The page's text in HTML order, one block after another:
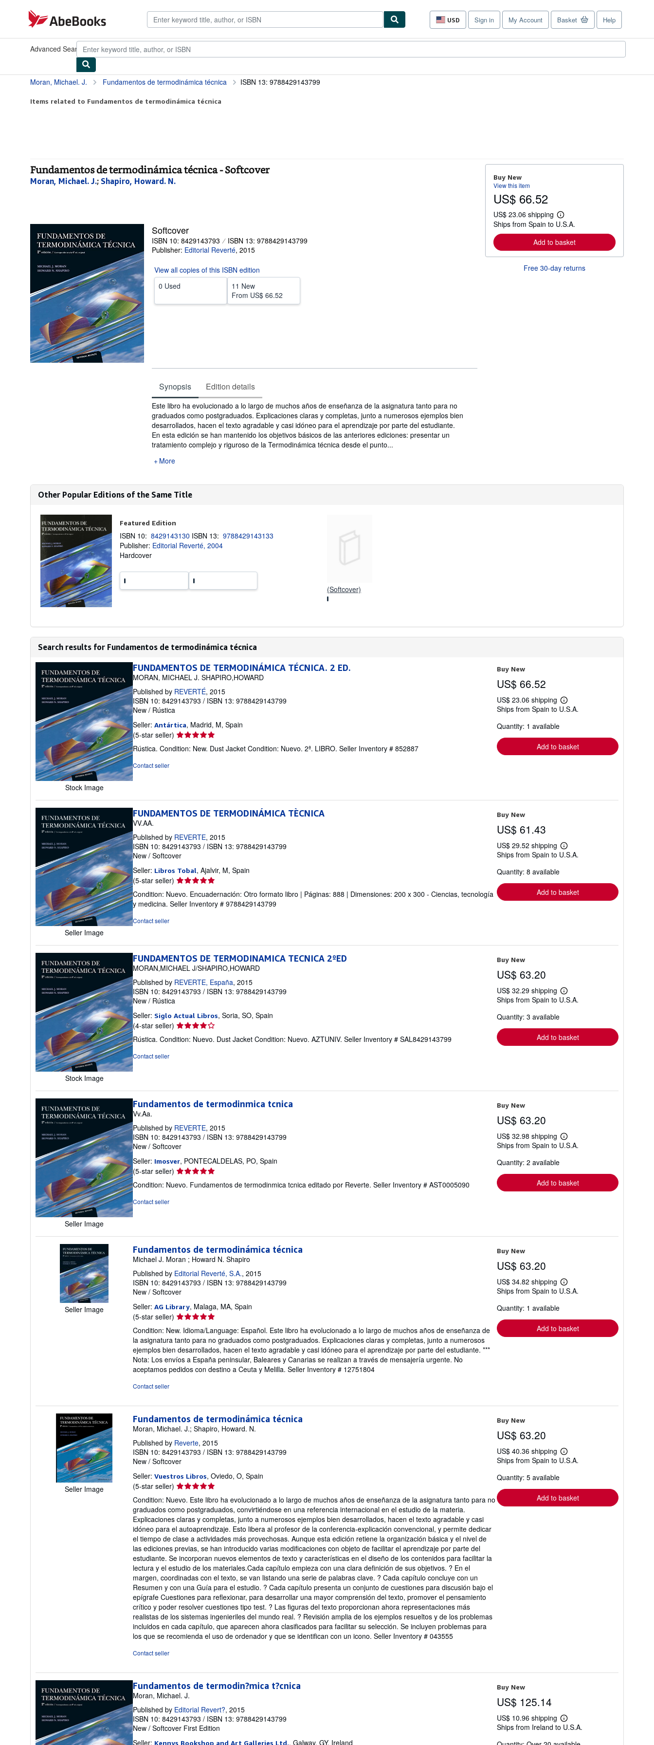
AbeBooks.com
USD
Site
shopping
Sign in My Account Basket Help
Advanced SearchBrowse Collections Rare BooksArt & Collectibles
Moran, Michael. J. Fundamentos de termodinámica técnica ISBN 13: 9788429143799
Items related to Fundamentos de termodinámica técnica
Fundamentos de termodinámica técnica - Softcover
Moran, Michael. J.; Shapiro, Howard. N.
Softcover
ISBN 10: 8429143793
ISBN 13: 9788429143799
Publisher: Editorial Reverté, 2015
View all copies of this ISBN edition
0 Used
11 New
From US$ 66.52
Synopsis Edition details
Synopsis
Este libro ha evolucionado a lo largo de muchos años de enseñanza de la asignatura tanto para no
graduados como postgraduados. Explicaciones claras y completas, junto a numerosos ejemplos bien
desarrollados, hacen el texto agradable y casi idóneo para el aprendizaje por parte del estudiante.
En esta edición se han mantenido los objetivos básicos de las anteriores ediciones: presentar un
tratamiento complejo y riguroso de la Termodinámica técnica desde el punto...
More
Buy New
View this item
US$ 66.52
US$ 23.06 shipping
L
e
a
r
n
r
Ships from Spain to U.S.A.
Add to basket
Free 30-day returns
Other Popular Editions of the Same Title
Featured Edition
ISBN 10:8429143130 ISBN 13:9788429143133
Publisher: Editorial Reverté, 2004
Hardcover
(Softcover)
Search results for Fundamentos de termodinámica técnica
Stock Image
FUNDAMENTOS DE TERMODINÁMICA TÉCNICA. 2 ED.
MORAN, MICHAEL J. SHAPIRO,HOWARD
Published by REVERTÉ, 2015
ISBN 10: 8429143793 / ISBN 13: 9788429143799
New / Rústica
Seller: Antártica, Madrid, M, Spain
(5-star seller) Seller
5
Rústica. Condition: New. Dust Jacket Condition: Nuevo. 2ª. LIBRO. Seller Inventory # 852887
Contact seller
Buy New
US$ 66.52
US$ 23.06 shipping
Learn
more
Ships from Spain to U.S.A.
Quantity: 1 available
Add to basket
Seller Image
FUNDAMENTOS DE TERMODINÁMICA TÈCNICA
VV.AA.
Published by REVERTE, 2015
ISBN 10: 8429143793 / ISBN 13: 9788429143799
New / Softcover
Seller: Libros Tobal, Ajalvir, M, Spain
(5-star seller) Seller
rating
5
out
Condition: Nuevo. Encuadernación: Otro formato libro | Páginas: 888 | Dimensiones: 200 x 300 - Ciencias, tecnología
y medicina. Seller Inventory # 9788429143799
Contact seller
Buy New
US$ 61.43
US$ 29.52 shipping
Learn
more
Ships from Spain to U.S.A.
Quantity: 8 available
Add to basket
Stock Image
FUNDAMENTOS DE TERMODINAMICA TECNICA 2ºED
MORAN,MICHAEL J/SHAPIRO,HOWARD
Published by REVERTE, España, 2015
ISBN 10: 8429143793 / ISBN 13: 9788429143799
New / Rústica
Seller: Siglo Actual Libros, Soria, SO, Spain
(4-star seller) Seller
rating
4
Rústica. Condition: Nuevo. Dust Jacket Condition: Nuevo. AZTUNIV. Seller Inventory # SAL8429143799
Contact seller
Buy New
US$ 63.20
US$ 32.29 shipping
Learn
more
Ships from Spain to U.S.A.
Quantity: 3 available
Add to basket
Seller Image
Fundamentos de termodinmica tcnica
Vv.Aa.
Published by REVERTE, 2015
ISBN 10: 8429143793 / ISBN 13: 9788429143799
New / Softcover
Seller: Imosver, PONTECALDELAS, PO, Spain
(5-star seller) Seller
rating
5
Condition: Nuevo. Fundamentos de termodinmica tcnica editado por Reverte. Seller Inventory # AST0005090
Contact seller
Buy New
US$ 63.20
US$ 32.98 shipping
Learn
more
Ships from Spain to U.S.A.
Quantity: 2 available
Add to basket
Seller Image
Fundamentos de termodinámica técnica
Michael J. Moran ; Howard N. Shapiro
Published by Editorial Reverté, S.A., 2015
ISBN 10: 8429143793 / ISBN 13: 9788429143799
New / Softcover
Seller: AG Library, Malaga, MA, Spain
(5-star seller) Seller
rating
5
out
of
5
stars
Condition: New. Idioma/Language: Español. Este libro ha evolucionado a lo largo de muchos años de enseñanza de
la asignatura tanto para no graduados como postgraduados. Explicaciones claras y completas, junto a numerosos
ejemplos bien desarrollados, hacen el texto agradable y casi idóneo para el aprendizaje por parte del estudiante. ***
Nota: Los envíos a España peninsular, Baleares y Canarias se realizan a través de mensajería urgente. No
aceptamos pedidos con destino a Ceuta y Melilla. Seller Inventory # 12751804
Contact seller
Buy New
US$ 63.20
US$ 34.82 shipping
Learn
more
Ships from Spain to U.S.A.
Quantity: 1 available
Add to basket
Seller Image
Fundamentos de termodinámica técnica
Moran, Michael. J.; Shapiro, Howard. N.
Published by Reverte, 2015
ISBN 10: 8429143793 / ISBN 13: 9788429143799
New / Softcover
Seller: Vuestros Libros, Oviedo, O, Spain
(5-star seller) Seller
rating
5
out
of
5
stars
Condition: Nuevo. Este libro ha evolucionado a lo largo de muchos años de enseñanza de la asignatura tanto para no
graduados como postgraduados, convirtiéndose en una referencia internacional en el estudio de la materia.
Explicaciones claras y completas, junto a numerosos ejemplos bien desarrollados, hacen el texto agradable y casi
idóneo para el autoaprendizaje. Esto libera al profesor de la conferencia-explicación convencional, y permite dedicar
el tiempo de clase a actividades más provechosas. Aunque esta edición retiene la organización básica y el nivel de
las ediciones previas, se han introducido varias modificaciones con objeto de facilitar el aprendizaje por parte del
estudiante. Se incorporan nuevos elementos de texto y características en el diseño de los contenidos para facilitar la
lectura y el estudio de los materiales.Cada capítulo empieza con una clara definición de sus objetivos. ? En el
margen, coordinadas con el texto, se van listando una serie de palabras clave. ? Cada capítulo concluye con un
Resumen y con una Guía para el estudio. ? Cada capítulo presenta un conjunto de cuestiones para discusión bajo el
epígrafe Cuestiones para reflexionar, para desarrollar una mayor comprensión del texto, promover el pensamiento
crítico y poder resolver cuestiones tipo test. ? Las figuras del texto proporcionan ahora representaciones más
realistas de los sistemas ingenieriles del mundo real. ? Revisión amplia de los ejemplos resueltos y de los problemas
incluidos en cada capítulo, que aparecen ahora clasificados para facilitar su selección. Se incluyen problemas para
los que se recomienda el uso de ordenador y que se identifican con un icono. Seller Inventory # 043555
Contact seller
Buy New
US$ 63.20
US$ 40.36 shipping
Learn
more
Ships from Spain to U.S.A.
Quantity: 5 available
Add to basket
Fundamentos de termodin?mica t?cnica
Moran, Michael. J.
Published by Editorial Revert?, 2015
ISBN 10: 8429143793 / ISBN 13: 9788429143799
New / Softcover First Edition
Seller: Kennys Bookshop and Art Galleries Ltd., Galway, GY, Ireland
Buy New
US$ 125.14
US$ 10.96 shipping
Learn
more
shipping
Ships from Ireland to U.S.A.